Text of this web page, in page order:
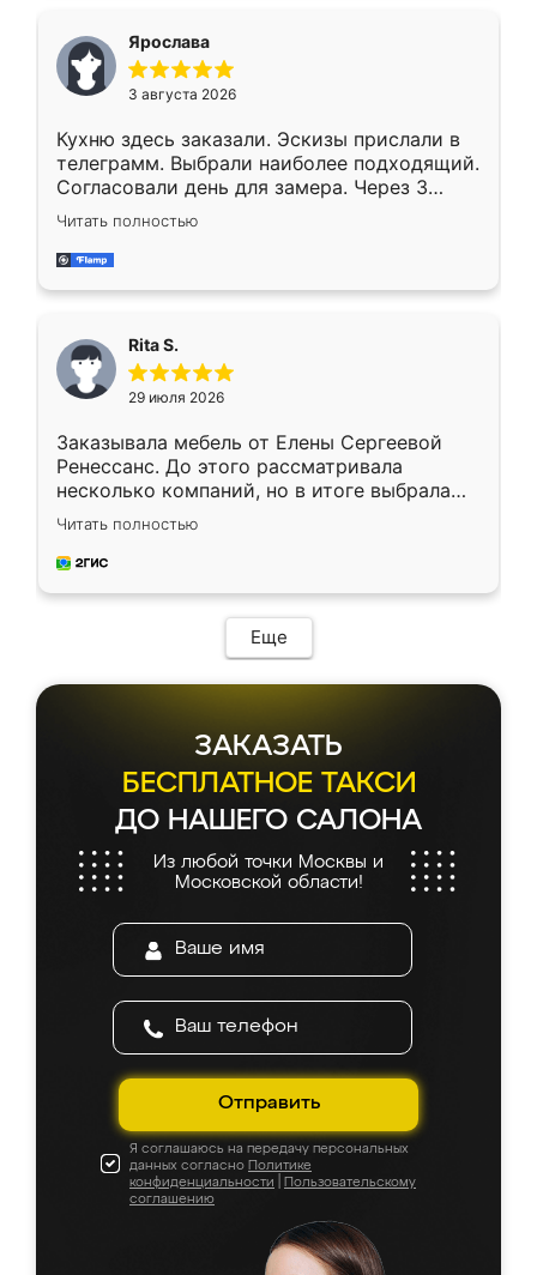
Ярослава
3 августа 2026
Кухню здесь заказали. Эскизы прислали в
телеграмм. Выбрали наиболее подходящий.
Согласовали день для замера. Через 3
недели кухня была уже готова. Остались
довольны работой. Спасибо Ренессанс
мебель за качественную работу!
Читать полностью
Rita S.
29 июля 2026
Заказывала мебель от Елены Сергеевой
Ренессанс. До этого рассматривала
несколько компаний, но в итоге выбрала
эту. Сначала обговорили условия, потом
приехал замерщик, всё спокойно объяснил
и снял размеры. Изготовили в срок, с
мебель сразу встала на свое место без
каких-либо доработок. Качеством осталась
довольна, все выглядит так, как и ожидала.
Читать полностью
Еще
ЗАКАЗАТЬ
БЕСПЛАТНОЕ ТАКСИ
ДО НАШЕГО САЛОНА
Из любой точки Москвы и
Московской области!
Отправить
Я соглашаюсь на передачу персональных
данных согласно Политике
конфиденциальности
Пользовательскому
соглашению